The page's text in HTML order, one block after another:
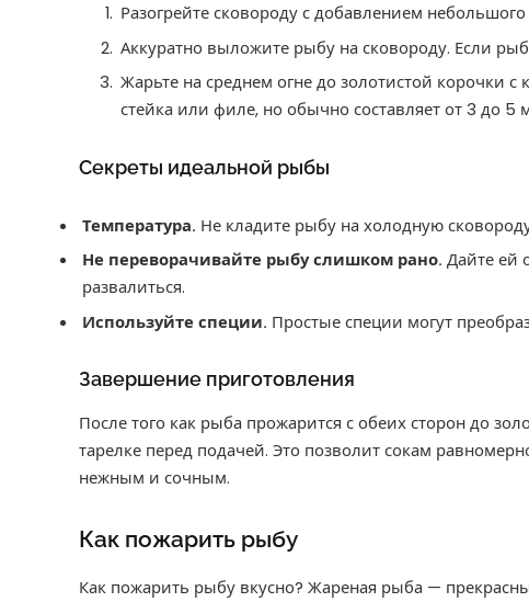
Разогрейте сковороду с добавлением
Аккуратно выложите рыбу на сковороду. Если
Жарьте на среднем огне до золотистой корочки
стейка или филе, но обычно составляет от 3 до 5
Секреты идеальной рыбы
Температура. Не кладите рыбу на холодную
Не переворачивайте рыбу слишком рано. Дайте ей
развалиться.
Используйте специи. Простые специи могут
Завершение приготовления
После того как рыба прожарится с обеих сторон до
тарелке перед подачей. Это позволит сокам
нежным и сочным.
Как пожарить рыбу
Как пожарить рыбу вкусно? Жареная рыба —